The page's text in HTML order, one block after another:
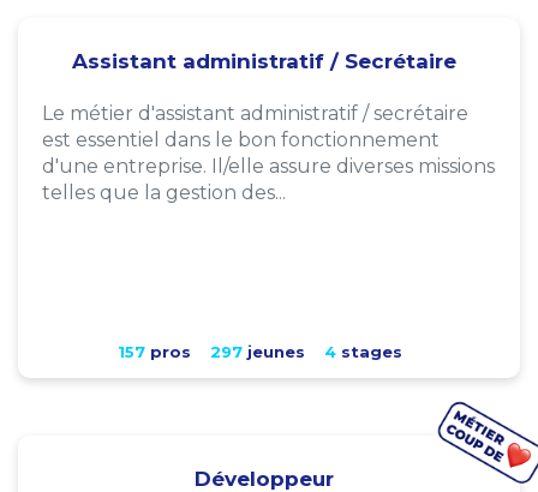
Assistant administratif / Secrétaire
Le métier d'assistant administratif / secrétaire
est essentiel dans le bon fonctionnement
d'une entreprise. Il/elle assure diverses missions
telles que la gestion des...
157pros 297jeunes 4stages
Développeur